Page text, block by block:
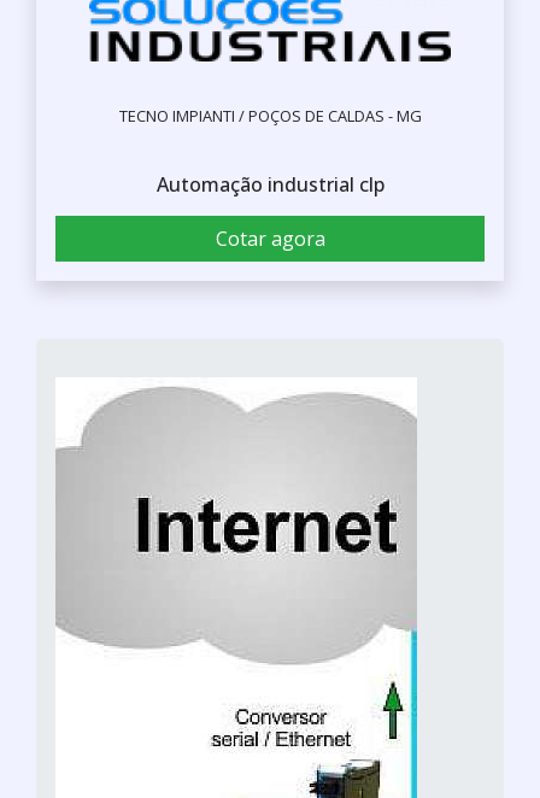
TECNO IMPIANTI / POÇOS DE CALDAS - MG
Automação industrial clp
Cotar agora